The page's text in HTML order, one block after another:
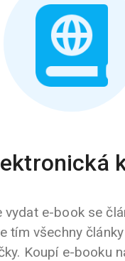
vydat e-book se
tím všechny
Koupí e-booku